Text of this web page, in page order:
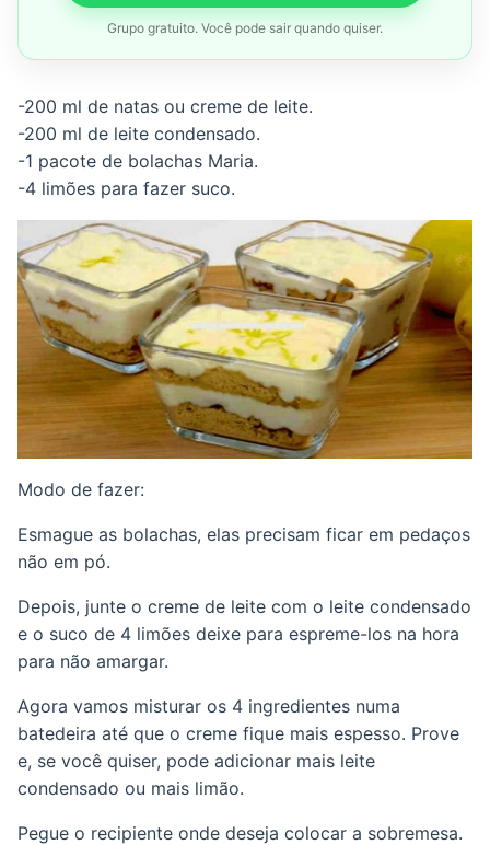
Grupo gratuito. Você pode sair quando quiser.
-200 ml de natas ou creme de leite.
-200 ml de leite condensado.
-1 pacote de bolachas Maria.
-4 limões para fazer suco.
Modo de fazer:
Esmague as bolachas, elas precisam ficar em pedaços
não em pó.
Depois, junte o creme de leite com o leite condensado
e o suco de 4 limões deixe para espreme-los na hora
para não amargar.
Agora vamos misturar os 4 ingredientes numa
batedeira até que o creme fique mais espesso. Prove
e, se você quiser, pode adicionar mais leite
condensado ou mais limão.
Pegue o recipiente onde deseja colocar a sobremesa.